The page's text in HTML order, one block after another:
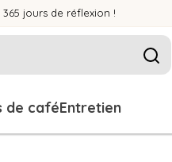
365 jours de réflexion !
de caféEntretien